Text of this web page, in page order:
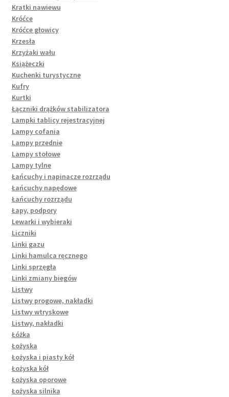
Kratki nawiewu
Króćce
Króćce głowicy
Krzesła
Krzyżaki wału
Książeczki
Kuchenki turystyczne
Kufry
Kurtki
Łączniki drążków stabilizatora
Lampki tablicy rejestracyjnej
Lampy cofania
Lampy przednie
Lampy stołowe
Lampy tylne
Łańcuchy i napinacze rozrządu
Łańcuchy napędowe
Łańcuchy rozrządu
Łapy, podpory
Lewarki i wybieraki
Liczniki
Linki gazu
Linki hamulca ręcznego
Linki sprzęgła
Linki zmiany biegów
Listwy
Listwy progowe, nakładki
Listwy wtryskowe
Listwy, nakładki
Łóżka
Łożyska
Łożyska i piasty kół
Łożyska kół
Łożyska oporowe
Łożyska silnika